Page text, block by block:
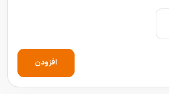
افزودن